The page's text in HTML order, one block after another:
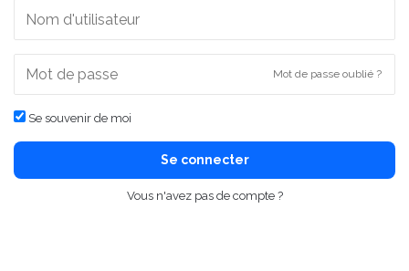
Mot de passe oublié ?
Se souvenir de moi
Se connecter
Vous n'avez pas de compte ?